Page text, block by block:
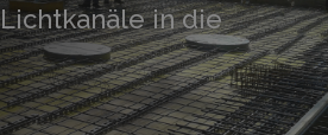
in die